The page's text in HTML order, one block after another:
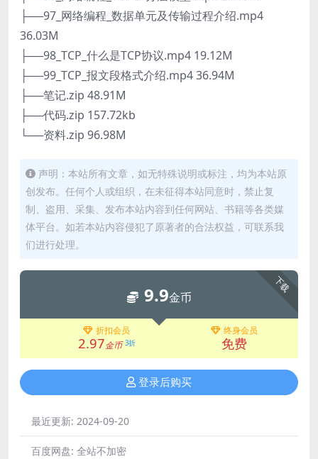
├──97_网络编程_数据单元及传输过程介绍.mp4
36.03M
├──98_TCP_什么是TCP协议.mp4 19.12M
├──99_TCP_报文段格式介绍.mp4 36.94M
├──笔记.zip 48.91M
├──代码.zip 157.72kb
└──资料.zip 96.98M
声明：本站所有文章，如无特殊说明或标注，均为本站原
创发布。任何个人或组织，在未征得本站同意时，禁止复
制、盗用、采集、发布本站内容到任何网站、书籍等各类媒
体平台。如若本站内容侵犯了原著者的合法权益，可联系我
们进行处理。
下载
9.9金币
折扣会员
2.97金币 3折
终身会员
免费
登录后购买
最近更新: 2024-09-20
百度网盘: 全站不加密